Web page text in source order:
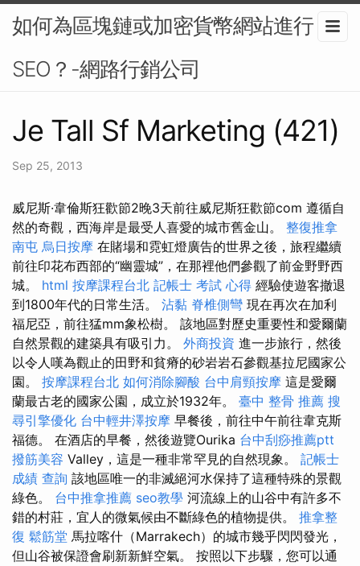
如何為區塊鏈或加密貨幣網站進行
SEO？-網路行銷公司
Je Tall Sf Marketing (421)
Sep 25, 2013
威尼斯·韋倫斯狂歡節2晚3天前往威尼斯狂歡節com 遵循自
然的奇觀，西海岸是最受人喜愛的城市舊金山。 整復推拿
南屯 烏日按摩 在賭場和霓虹燈廣告的世界之後，旅程繼續
前往印花布西部的“幽靈城”，在那裡他們參觀了前金野野西
城。 html 按摩課程台北 記帳士 考試 心得 經驗使遊客撤退
到1800年代的日常生活。 沾黏 脊椎側彎 現在再次在加利
福尼亞，前往猛mm象松樹。 該地區對歷史重要性和愛爾蘭
自然景觀的建築具有吸引力。 外商投資 進一步旅行，然後
以令人嘆為觀止的田野和貧瘠的砂岩岩石參觀基拉尼國家公
園。 按摩課程台北 如何消除腳酸 台中肩頸按摩 這是愛爾
蘭最古老的國家公園，成立於1932年。 臺中 整骨 推薦 搜
尋引擎優化 台中輕井澤按摩 早餐後，前往中午前往韋克斯
福德。 在酒店的早餐，然後遊覽Ourika 台中刮痧推薦ptt
撥筋美容 Valley，這是一種非常罕見的自然現象。 記帳士
成績 查詢 該地區唯一的非滅絕河水保持了這種特殊的景觀
綠色。 台中推拿推薦 seo教學 河流線上的山谷中有許多不
錯的村莊，宜人的微氣候由不斷綠色的植物提供。 推拿整
復 鬆筋堂 馬拉喀什（Marrakech）的城市幾乎閃閃發光，
但山谷被保證會刷新新鮮空氣。 按照以下步驟，您可以通